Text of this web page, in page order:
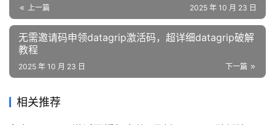
上一篇 2025 年 10 月 23 日
无需邀请码申领datagrip激活码，超详细datagrip破解
教程
下一篇
2025 年 10 月 23 日
相关推荐